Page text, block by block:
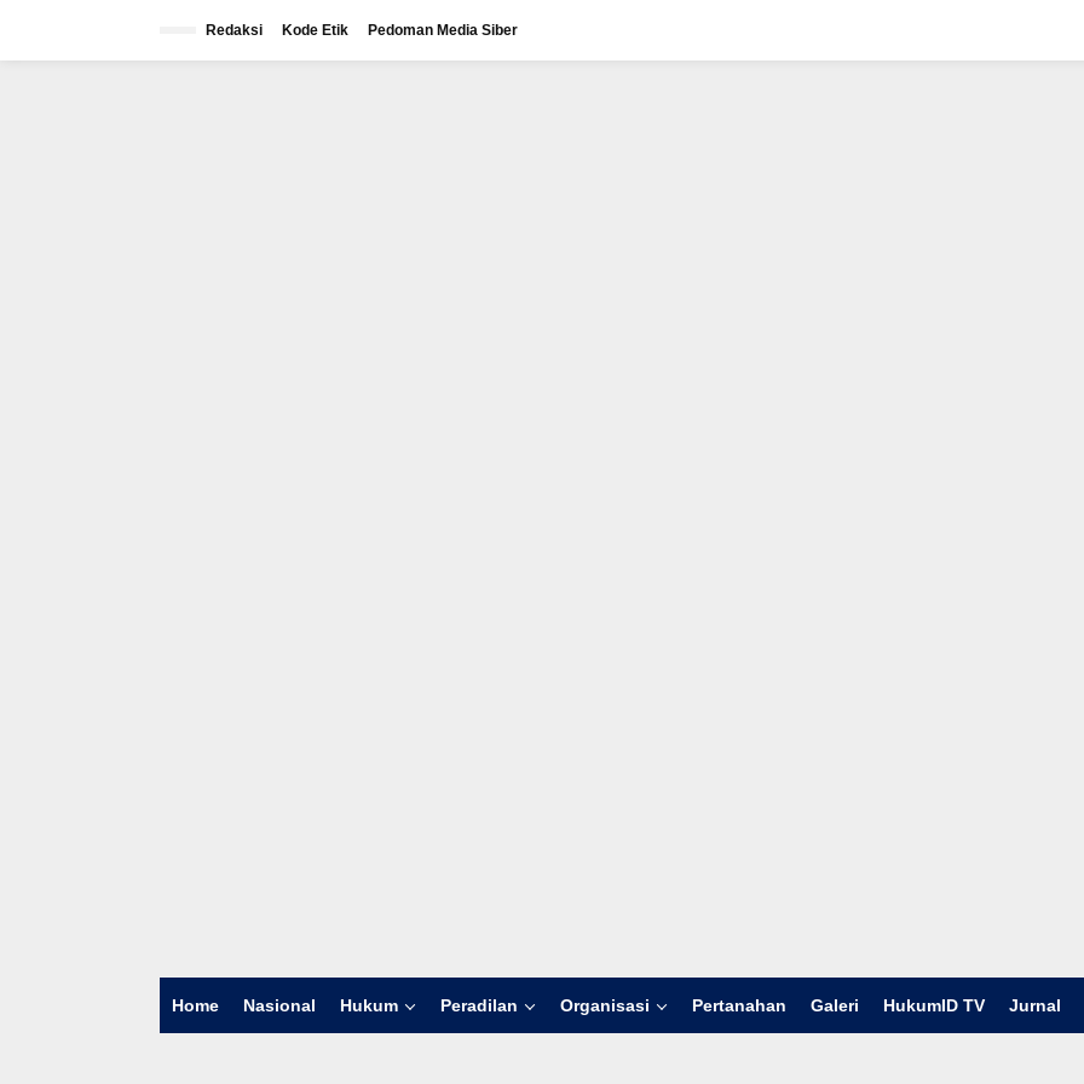
Redaksi Kode Etik Pedoman Media Siber
Home Nasional Hukum Peradilan Organisasi Pertanahan Galeri HukumID TV Jurnal